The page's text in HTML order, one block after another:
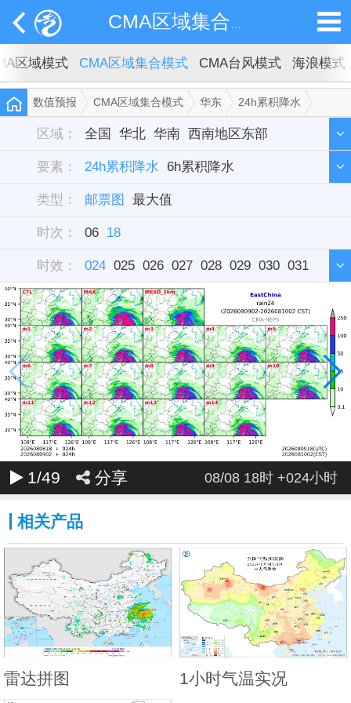
区域模式 CMA区域集合模式 CMA台风模式 海浪模式
数值预报 CMA区域集合模式 华东 24h累积降水
邮票图
区域： 全国 华北 华南 西南地区东部
西北地区东部 东北 华中
华东
要素： 24h累积降水 6h累积降水
雷达组合反射率
类型： 邮票图 最大值
时次： 06 18
时效： 024 025 026 027 028 029 030 031
032 033 034 035 036 037 038
040 041 042 043 044 045 046 047
048 049 050 051 052 053 054 055
056 057 058 059 060 061 062 063
064 065 066 067 068 069 070
072
1/49 分享 08/08 18时 +024小时
相关产品
雷达拼图 1小时气温实况